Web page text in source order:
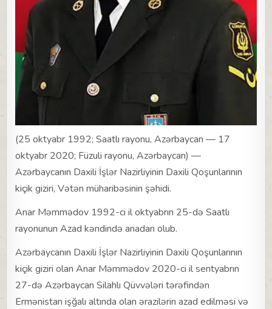
(25 oktyabr 1992; Saatlı rayonu, Azərbaycan — 17
oktyabr 2020; Füzuli rayonu, Azərbaycan) —
Azərbaycanın Daxili İşlər Nazirliyinin Daxili Qoşunlarının
kiçik giziri, Vətən müharibəsinin şəhidi.
Anar Məmmədov 1992-ci il oktyabrın 25-də Saatlı
rayonunun Azad kəndində anadan olub.
Azərbaycanın Daxili İşlər Nazirliyinin Daxili Qoşunlarının
kiçik giziri olan Anar Məmmədov 2020-ci il sentyabrın
27-də Azərbaycan Silahlı Qüvvələri tərəfindən
Ermənistan işğalı altında olan ərazilərin azad edilməsi və